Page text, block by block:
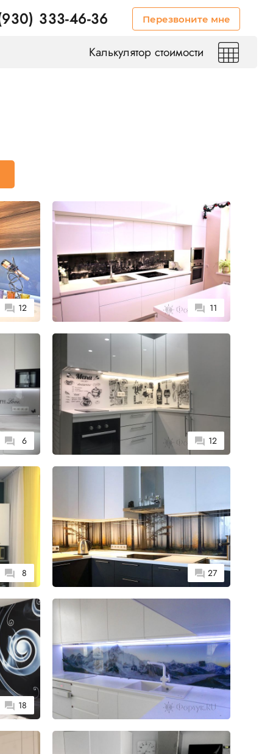
333-46-36 Перезвоните мне
Калькулятор стоимости
12 11
6 12
8 27
18